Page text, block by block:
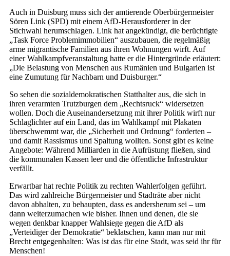
Auch in Duisburg muss sich der amtierende Oberbürgermeister
Sören Link (SPD) mit einem AfD-Herausforderer in der
Stichwahl herumschlagen. Link hat angekündigt, die berüchtigte
„Task Force Problemimmobilien“ auszubauen, die regelmäßig
arme migrantische Familien aus ihren Wohnungen wirft. Auf
einer Wahlkampfveranstaltung hatte er die Hintergründe erläutert:
„Die Belastung von Menschen aus Rumänien und Bulgarien ist
eine Zumutung für Nachbarn und Duisburger.“
So sehen die sozialdemokratischen Statthalter aus, die sich in
ihren verarmten Trutzburgen dem „Rechtsruck“ widersetzen
wollen. Doch die Auseinandersetzung mit ihrer Politik wirft nur
Schlaglichter auf ein Land, das im Wahlkampf mit Plakaten
überschwemmt war, die „Sicherheit und Ordnung“ forderten –
und damit Rassismus und Spaltung wollten. Sonst gibt es keine
Angebote: Während Milliarden in die Aufrüstung fließen, sind
die kommunalen Kassen leer und die öffentliche Infrastruktur
verfällt.
Erwartbar hat rechte Politik zu rechten Wahlerfolgen geführt.
Das wird zahlreiche Bürgermeister und Stadträte aber nicht
davon abhalten, zu behaupten, dass es andersherum sei – um
dann weiterzumachen wie bisher. Ihnen und denen, die sie
wegen denkbar knapper Wahlsiege gegen die AfD als
„Verteidiger der Demokratie“ beklatschen, kann man nur mit
Brecht entgegenhalten: Was ist das für eine Stadt, was seid ihr für
Menschen!